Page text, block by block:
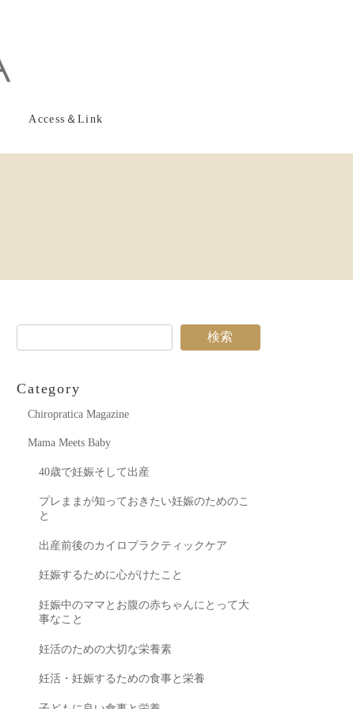
Access＆Link
検索
Category
Chiropratica Magazine
Mama Meets Baby
40歳で妊娠そして出産
プレままが知っておきたい妊娠のためのこ
と
出産前後のカイロプラクティックケア
妊娠するために心がけたこと
妊娠中のママとお腹の赤ちゃんにとって大
事なこと
妊活のための大切な栄養素
妊活・妊娠するための食事と栄養